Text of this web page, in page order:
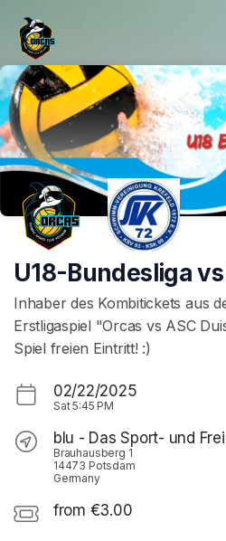
U18-Bundesliga
Inhaber des Kombitickets aus
Erstligaspiel "Orcas vs ASC
Spiel freien Eintritt! :)
02/22/2025
Sat5:45 PM
blu - Das Sport- und
Brauhausberg 1
14473 Potsdam
Germany
from €3.00